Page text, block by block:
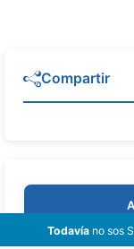
Compartir
Todavíano sos